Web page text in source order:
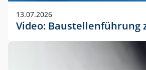
13.07.2026
Video: Baustellenführung